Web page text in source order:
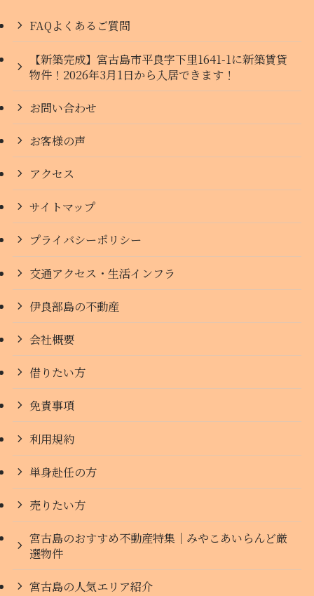
FAQよくあるご質問
【新築完成】宮古島市平良字下里1641-1に新築賃貸
物件！2026年3月1日から入居できます！
お問い合わせ
お客様の声
アクセス
サイトマップ
プライバシーポリシー
交通アクセス・生活インフラ
伊良部島の不動産
会社概要
借りたい方
免責事項
利用規約
単身赴任の方
売りたい方
宮古島のおすすめ不動産特集｜みやこあいらんど厳
選物件
宮古島の人気エリア紹介